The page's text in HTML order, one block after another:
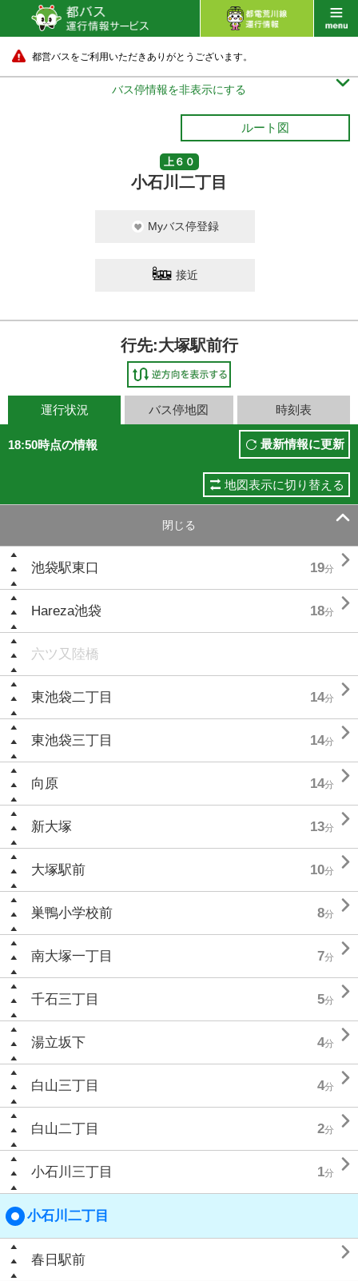
都営バスをご利用いただきありがとうございます。
バス停情報を非表示にする 
ルート図
上６０
小石川二丁目
Myバス停登録
接近
行先:大塚駅前行
運行状況 バス停地図 時刻表
18:50時点の情報 最新情報に更新
地図表示に切り替える
閉じる 
池袋駅東口 19分 
Hareza池袋 18分 
六ツ又陸橋
東池袋二丁目 14分 
東池袋三丁目 14分 
向原 14分 
新大塚 13分 
大塚駅前 10分 
巣鴨小学校前 8分 
南大塚一丁目 7分 
千石三丁目 5分 
湯立坂下 4分 
白山三丁目 4分 
白山二丁目 2分 
小石川三丁目 1分 
小石川二丁目
春日駅前 